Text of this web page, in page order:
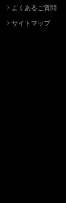
よくあるご質問
サイトマップ